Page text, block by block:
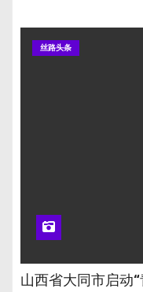
丝路头条
山西省大同市启动